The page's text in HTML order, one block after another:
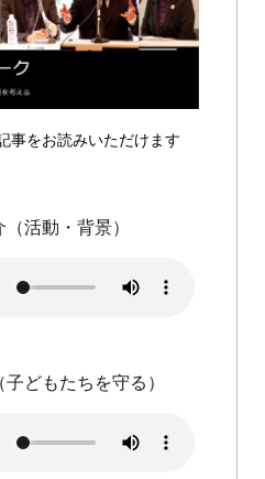
事をお読みいただけます
活動・背景）
どもたちを守る）